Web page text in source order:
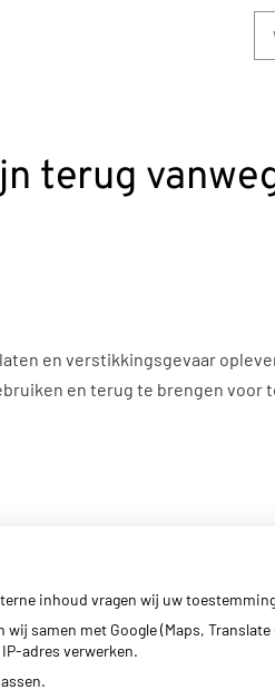
terug
en verstikkingsgevaar
en terug te brengen voor
inhoud vragen wij uw
samen met Google (Maps,
adres verwerken.